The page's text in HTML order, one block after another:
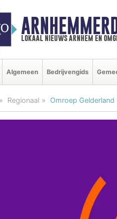
lokaal nieuws arnhem en
Algemeen Bedrijvengids
Regionaal Omroep